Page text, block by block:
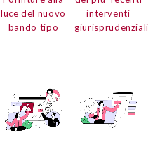
luce del nuovo
bando tipo
interventi
giurisprudenziali